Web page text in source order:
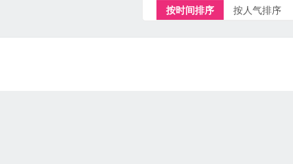
按时间排序 按人气排序